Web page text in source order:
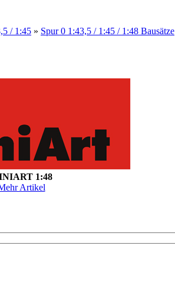
/ 1:45 » Spur 0 1:43,5 / 1:45 / 1:48 Bausätze
1:48
Artikel